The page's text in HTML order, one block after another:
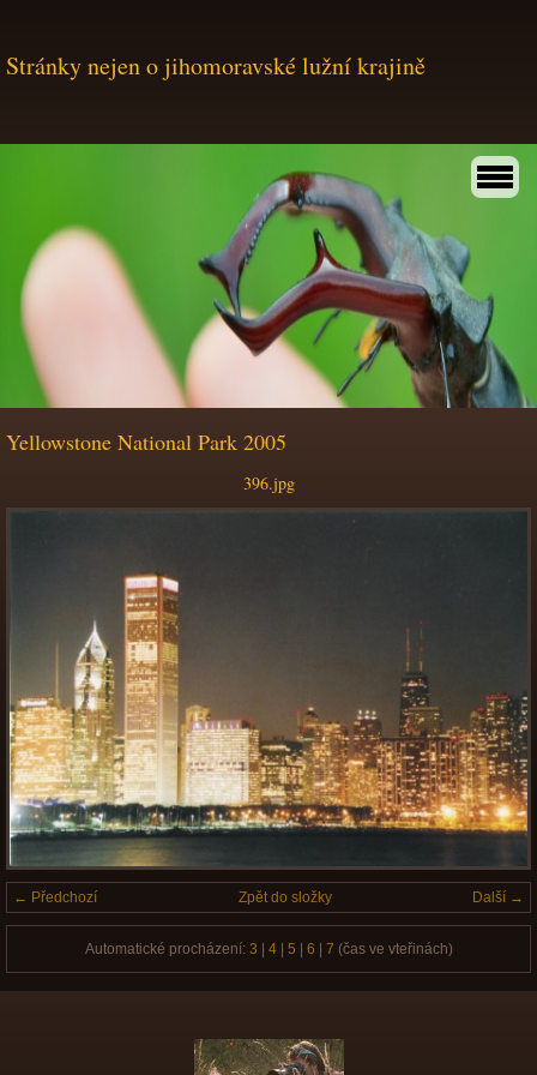
Stránky nejen o jihomoravské lužní krajině
Yellowstone National Park 2005
396.jpg
← Předchozí Další →
Zpět do složky
Automatické procházení: 3 | 4| 5 | 6 | 7 (čas ve vteřinách)